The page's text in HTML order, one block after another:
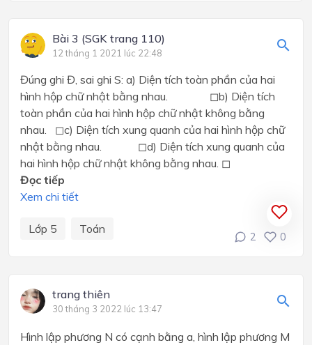
Bài 3 (SGK trang 110)
12 tháng 1 2021 lúc 22:48
Đúng ghi Đ, sai ghi S: a) Diện tích toàn phần của hai
hình hộp chữ nhật bằng nhau. ◻b) Diện tích
toàn phần của hai hình hộp chữ nhật không bằng
nhau. ◻c) Diện tích xung quanh của hai hình hộp chữ
nhật bằng nhau. ◻d) Diện tích xung quanh của
hai hình hộp chữ nhật không bằng nhau. ◻
Đọc tiếp
Xem chi tiết
Lớp 5 Toán
2 0
trang thiên
30 tháng 3 2022 lúc 13:47
Hình lập phương N có cạnh bằng a, hình lập phương M